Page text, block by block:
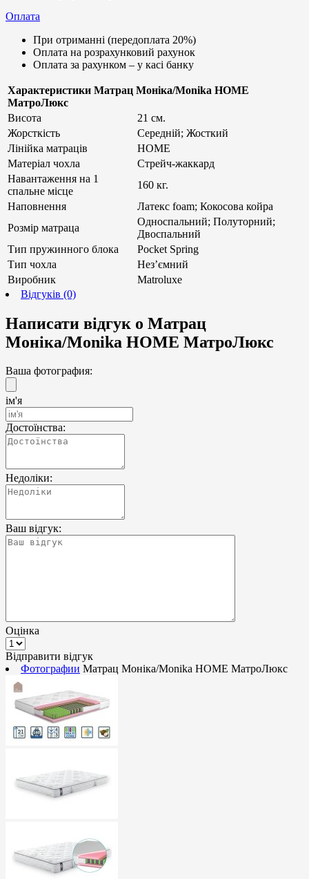
Оплата
При отриманні (передоплата 20%)
Оплата на розрахунковий рахунок
Оплата за рахунком – у касі банку
Характеристики Матрац Моніка/Monika HOME
МатроЛюкс
Висота
21 см.
Жорсткість
Середній; Жосткий
Лінійка матраців
HOME
Матеріал чохла
Стрейч-жаккард
Навантаження на 1
спальне місце
160 кг.
Наповнення
Латекс foam; Кокосова койра
Розмір матраца
Односпальний; Полуторний;
Двоспальний
Тип пружинного блока
Pocket Spring
Тип чохла
Нез’ємний
Виробник
Matroluxe
Відгуків (0)
Написати відгук о Матрац
Моніка/Monika HOME МатроЛюкс
Ваша фотография:
ім'я
Достоїнства:
Недоліки:
Ваш відгук:
Оцінка
Відправити відгук
Фотографии Матрац Моніка/Monika HOME МатроЛюкс